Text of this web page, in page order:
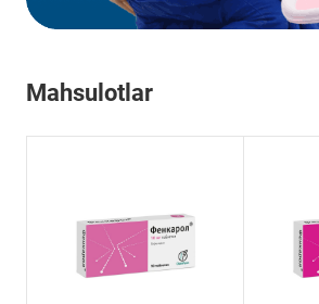
Mahsulotlar